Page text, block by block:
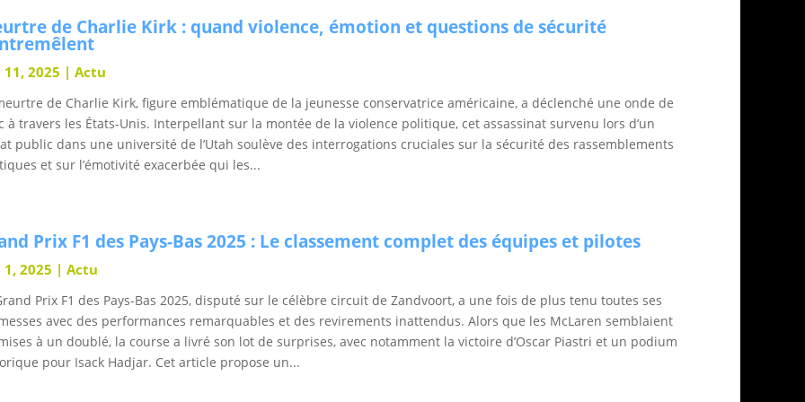
de Charlie Kirk : quand violence, émotion et questions de sécurité
11, 2025 | Actu
de Charlie Kirk, figure emblématique de la jeunesse conservatrice américaine, a déclenché une onde de
à travers les États-Unis. Interpellant sur la montée de la violence politique, cet assassinat survenu lors d’un
public dans une université de l’Utah soulève des interrogations cruciales sur la sécurité des rassemblements
et sur l’émotivité exacerbée qui les...
Prix F1 des Pays-Bas 2025 : Le classement complet des équipes et pilotes
1, 2025 | Actu
Prix F1 des Pays-Bas 2025, disputé sur le célèbre circuit de Zandvoort, a une fois de plus tenu toutes ses
avec des performances remarquables et des revirements inattendus. Alors que les McLaren semblaient
à un doublé, la course a livré son lot de surprises, avec notamment la victoire d’Oscar Piastri et un podium
pour Isack Hadjar. Cet article propose un...